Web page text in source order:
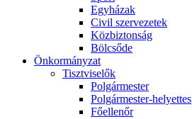
Egyházak
Civil szervezetek
Közbiztonság
Bölcsőde
Önkormányzat
Tisztviselők
Polgármester
Polgármester-helyettes
Főellenőr